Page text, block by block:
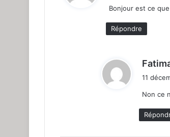
Bonjour est ce
Répondre
11
Non ce